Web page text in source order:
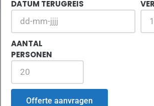
DATUM TERUGREIS
AANTAL
PERSONEN
Offerte aanvragen